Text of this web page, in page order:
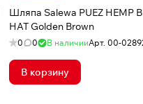
Шляпа Salewa PUEZ HEMP
HAT Golden Brown
0 0 В наличииАрт.00-
В корзину